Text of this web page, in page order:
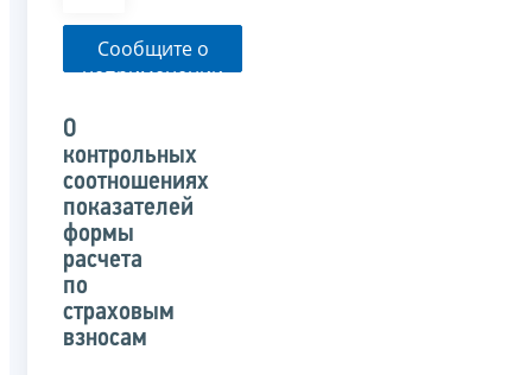
Сообщите о
неприменении
указанного
письма
О
контрольных
соотношениях
показателей
формы
расчета
по
страховым
взносам